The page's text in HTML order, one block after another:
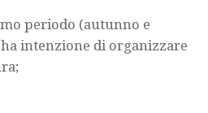
periodo (autunno e
intenzione di organizzare